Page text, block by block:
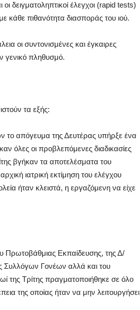
δειγματοληπτικοί έλεγχοι (rapid tests)
κάθε πιθανότητα διασποράς του ιού.
οι συντονισμένες και έγκαιρες
γενικό πληθυσμό.
τα εξής:
το απόγευμα της Δευτέρας υπήρξε ένα
όλες οι προβλεπόμενες διαδικασίες
βγήκαν τα αποτελέσματα του
ιατρική εκτίμηση του ελέγχου
ήταν κλειστά, η εργαζόμενη να είχε
Πρωτοβάθμιας Εκπαίδευσης, της Δ/
Συλλόγων Γονέων αλλά και του
της Τρίτης πραγματοποιήθηκε σε όλο
της οποίας ήταν να μην λειτουργήσει